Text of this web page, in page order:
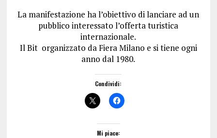
La manifestazione ha l’obiettivo di lanciare ad un
pubblico interessato l’offerta turistica
internazionale.
Il Bit organizzato da Fiera Milano e si tiene ogni
anno dal 1980.
Condividi:
Mi piace: